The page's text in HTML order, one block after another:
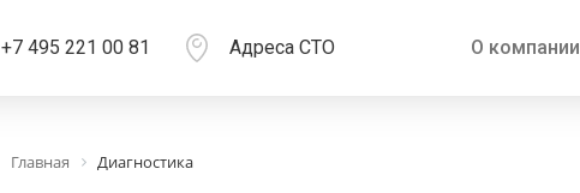
+7 495 221 00 81 Адреса СТО О компании
Главная Диагностика